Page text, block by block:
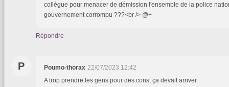
collègue pour menacer de démission l'ensemble de la police
gouvernement corrompu ???<br /> @+
Répondre
P Poumo-thorax 22/07/2023 12:42
A trop prendre les gens pour des cons, ça devait arriver.